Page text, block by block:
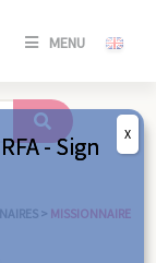
MENU
SE
/
> MISSIONNAIRE
- Sign
X